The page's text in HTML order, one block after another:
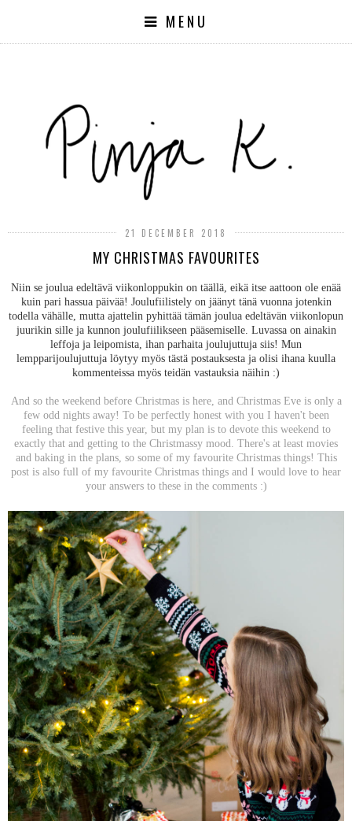
MENU
21 DECEMBER 2018
MY CHRISTMAS FAVOURITES
Niin se joulua edeltävä viikonloppukin on täällä, eikä itse aattoon ole enää
kuin pari hassua päivää! Joulufiilistely on jäänyt tänä vuonna jotenkin
todella vähälle, mutta ajattelin pyhittää tämän joulua edeltävän viikonlopun
juurikin sille ja kunnon joulufiilikseen pääsemiselle. Luvassa on ainakin
leffoja ja leipomista, ihan parhaita joulujuttuja siis! Mun
lempparijoulujuttuja löytyy myös tästä postauksesta ja olisi ihana kuulla
kommenteissa myös teidän vastauksia näihin :)
And so the weekend before Christmas is here, and Christmas Eve is only a
few odd nights away! To be perfectly honest with you I haven't been
feeling that festive this year, but my plan is to devote this weekend to
exactly that and getting to the Christmassy mood. There's at least movies
and baking in the plans, so some of my favourite Christmas things! This
post is also full of my favourite Christmas things and I would love to hear
your answers to these in the comments :)